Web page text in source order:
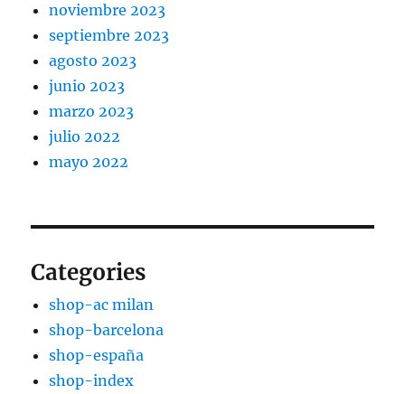
noviembre 2023
septiembre 2023
agosto 2023
junio 2023
marzo 2023
julio 2022
mayo 2022
Categories
shop-ac milan
shop-barcelona
shop-españa
shop-index